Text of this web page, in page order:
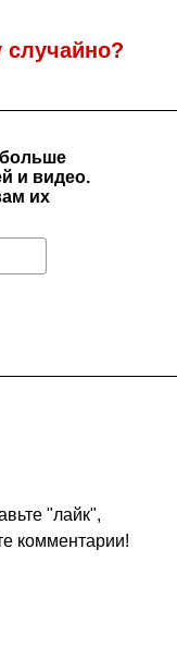
случайно?
"лайк",
комментарии!